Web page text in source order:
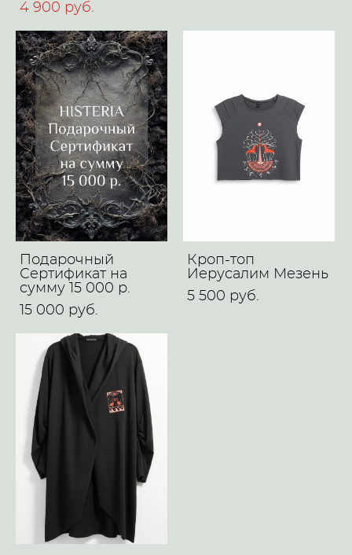
4 900 pуб.
Подарочный
Сертификат на
сумму 15 000 р.
15 000 pуб.
Кроп-топ
Иерусалим Мезень
5 500 pуб.